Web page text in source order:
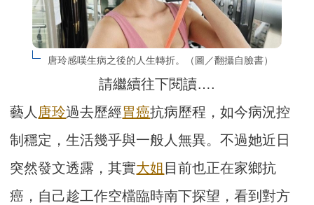
唐玲感嘆生病之後的人生轉折。（圖／翻攝自臉書）
請繼續往下閱讀….
藝人 唐玲過去歷經胃癌抗病歷程，如今病況控
制穩定，生活幾乎與一般人無異。不過她近日
突然發文透露，其實大姐 目前也正在家鄉抗
癌，自己趁工作空檔臨時南下探望，看到對方